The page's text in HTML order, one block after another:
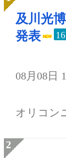
及川光
発表
08月08日
オリコン